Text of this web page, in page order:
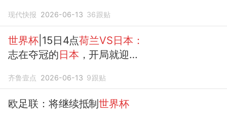
现代快报 2026-06-13 36跟贴
世界杯 |15日4点荷兰VS日本：
志在夺冠的日本 ，开局就迎恶
齐鲁壹点 2026-06-13 9跟贴
欧足联：将继续抵制世界杯